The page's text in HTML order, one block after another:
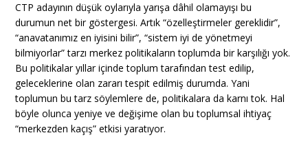
CTP adayının düşük oylarıyla yarışa dâhil olamayışı bu
durumun net bir göstergesi. Artık “özelleştirmeler gereklidir”,
“anavatanımız en iyisini bilir”, “sistem iyi de yönetmeyi
bilmiyorlar” tarzı merkez politikaların toplumda bir karşılığı yok.
Bu politikalar yıllar içinde toplum tarafından test edilip,
geleceklerine olan zararı tespit edilmiş durumda. Yani
toplumun bu tarz söylemlere de, politikalara da karnı tok. Hal
böyle olunca yeniye ve değişime olan bu toplumsal ihtiyaç
“merkezden kaçış” etkisi yaratıyor.